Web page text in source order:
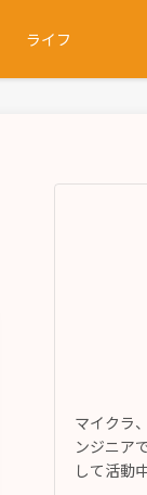
ライフ
マイクラ
ンジニア
して活動中